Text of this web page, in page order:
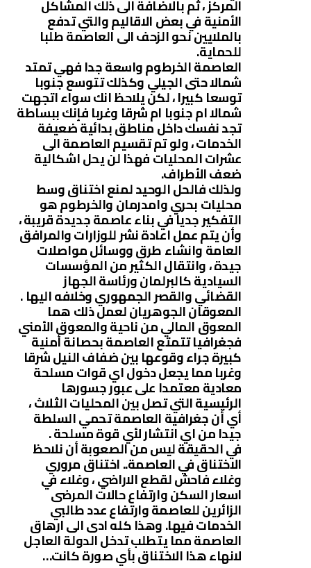
المركز ، ثم بالاضافة الى ذلك المشاكل
الأمنية في بعض الاقاليم والتي تدفع
بالملايين نحو الزحف الى العاصمة طلبا
للحماية.
العاصمة الخرطوم واسعة جدا فهي تمتد
شمالا حتى الجيلي وكذلك تتوسع جنوبا
توسعا كبيرا ، لكن يلاحظ انك سواء اتجهت
شمالا ام جنوبا ام شرقا وغربا فإنك ببساطة
تجد نفسك داخل مناطق بدائية ضعيفة
الخدمات ، ولو تم تقسيم العاصمة الى
عشرات المحليات فهذا لن يحل اشكالية
ضعف الأطراف.
ولذلك فالحل الوحيد لمنع اختناق وسط
محليات بحري وامدرمان والخرطوم هو
التفكير جديا في بناء عاصمة جديدة قريبة ،
وأن يتم عمل اعادة نشر للوزارات والمرافق
العامة وانشاء طرق ووسائل مواصلات
جيدة ، وانتقال الكثير من المؤسسات
السيادية كالبرلمان ورئاسة الجهاز
القضائي والقصر الجمهوري وخلافه اليها .
المعوقان الجوهريان لعمل ذلك هما
المعوق المالي من ناحية والمعوق الأمني
فجغرافيا تتمتع العاصمة بحصانة أمنية
كبيرة جراء وقوعها بين ضفاف النيل شرقا
وغربا مما يجعل دخول اي قوات مسلحة
معادية معتمدا على عبور جسورها
الرئيسية التي تصل بين المحليات الثلاث ،
أي أن جغرافية العاصمة تحمي السلطة
جيدا من اي انتشار لأي قوة مسلحة .
في الحقيقة ليس من الصعوبة أن نلاحظ
الاختناق في العاصمة.. اختناق مروري
وغلاء فاحش لقطع الاراضي ، وغلاء في
اسعار السكن وارتفاع حالات المرضى
الزائرين للعاصمة وارتفاع عدد طالبي
الخدمات فيها. وهذا كله ادى الى ارهاق
العاصمة مما يتطلب تدخل الدولة العاجل
لانهاء هذا الاختناق بأي صورة كانت…